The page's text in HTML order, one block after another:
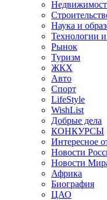
Наука и
Технологии
Рынок
Туризм
ЖКХ
Авто
Спорт
LifeStyle
WishList
Добрые дела
КОНКУРСЫ
Интересное
Новости
Новости
Африка
Биография
ЦАО